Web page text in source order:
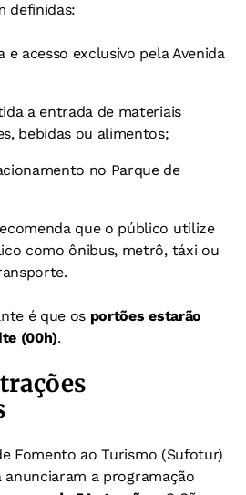
definidas:
e acesso exclusivo pela Avenida
a entrada de materiais
bebidas ou alimentos;
no Parque de
que o público utilize
como ônibus, metrô, táxi ou
é que os portões estarão
(00h).
Fomento ao Turismo (Sufotur)
anunciaram a programação